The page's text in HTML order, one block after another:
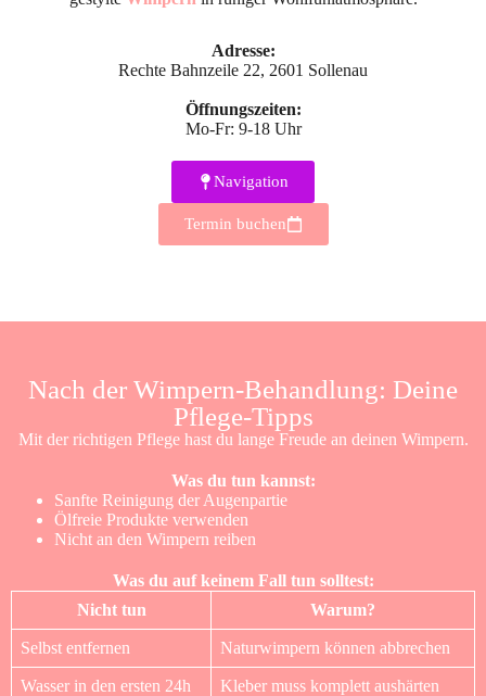
Adresse:
Rechte Bahnzeile 22, 2601 Sollenau
Öffnungszeiten:
Mo-Fr: 9-18 Uhr
Navigation
Termin buchen
Nach der Wimpern-Behandlung: Deine
Pflege-Tipps
Mit der richtigen Pflege hast du lange Freude an deinen Wimpern.
Was du tun kannst:
Sanfte Reinigung der Augenpartie
Ölfreie Produkte verwenden
Nicht an den Wimpern reiben
Was du auf keinem Fall tun solltest:
Nicht tun
Warum?
Selbst entfernen Naturwimpern können abbrechen
Wasser in den ersten 24h Kleber muss komplett aushärten